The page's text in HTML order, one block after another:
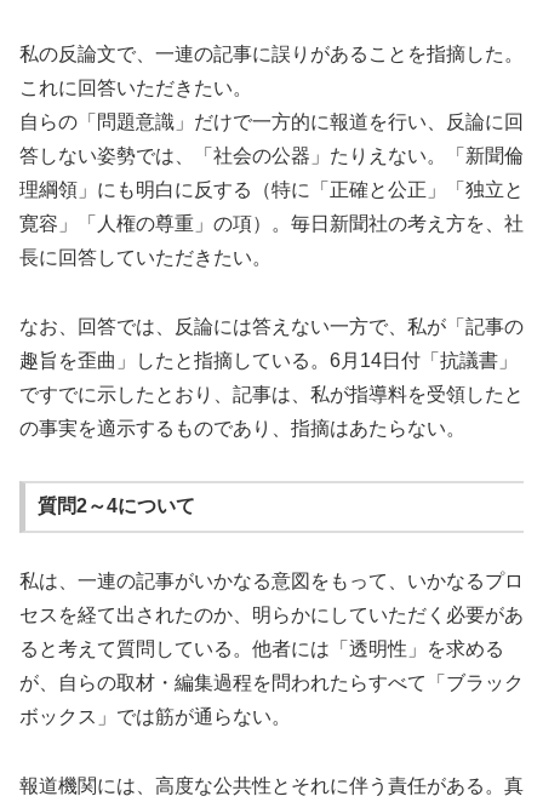
私の反論文で、一連の記事に誤りがあることを指摘した。
これに回答いただきたい。
自らの「問題意識」だけで一方的に報道を行い、反論に回
答しない姿勢では、「社会の公器」たりえない。「新聞倫
理綱領」にも明白に反する（特に「正確と公正」「独立と
寛容」「人権の尊重」の項）。毎日新聞社の考え方を、社
長に回答していただきたい。
なお、回答では、反論には答えない一方で、私が「記事の
趣旨を歪曲」したと指摘している。6月14日付「抗議書」
ですでに示したとおり、記事は、私が指導料を受領したと
の事実を適示するものであり、指摘はあたらない。
質問2～4について
私は、一連の記事がいかなる意図をもって、いかなるプロ
セスを経て出されたのか、明らかにしていただく必要があ
ると考えて質問している。他者には「透明性」を求める
が、自らの取材・編集過程を問われたらすべて「ブラック
ボックス」では筋が通らない。
報道機関には、高度な公共性とそれに伴う責任がある。真